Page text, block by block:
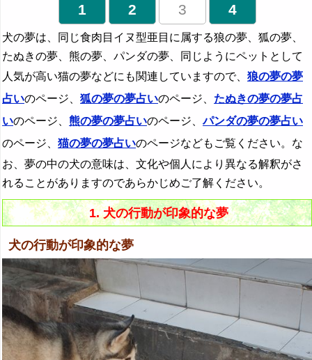
1 2 3 4
犬の夢は、同じ食肉目イヌ型亜目に属する狼の夢、狐の夢、
たぬきの夢、熊の夢、パンダの夢、同じようにペットとして
人気が高い猫の夢などにも関連していますので、 狼の夢の夢
占いのページ、 狐の夢の夢占いのページ、 たぬきの夢の夢占
いのページ、 熊の夢の夢占いのページ、パンダの夢の夢占い
のページ、 猫の夢の夢占いのページなどもご覧ください。な
お、夢の中の犬の意味は、文化や個人により異なる解釈がさ
れることがありますのであらかじめご了解ください。
1. 犬の行動が印象的な夢
犬の行動が印象的な夢